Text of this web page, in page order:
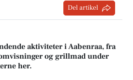
Del artikel
aktiviteter i Aabenraa, fra
og grillmad under
her.